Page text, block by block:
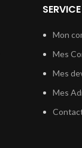
Mon
Mes
Mes
Mes